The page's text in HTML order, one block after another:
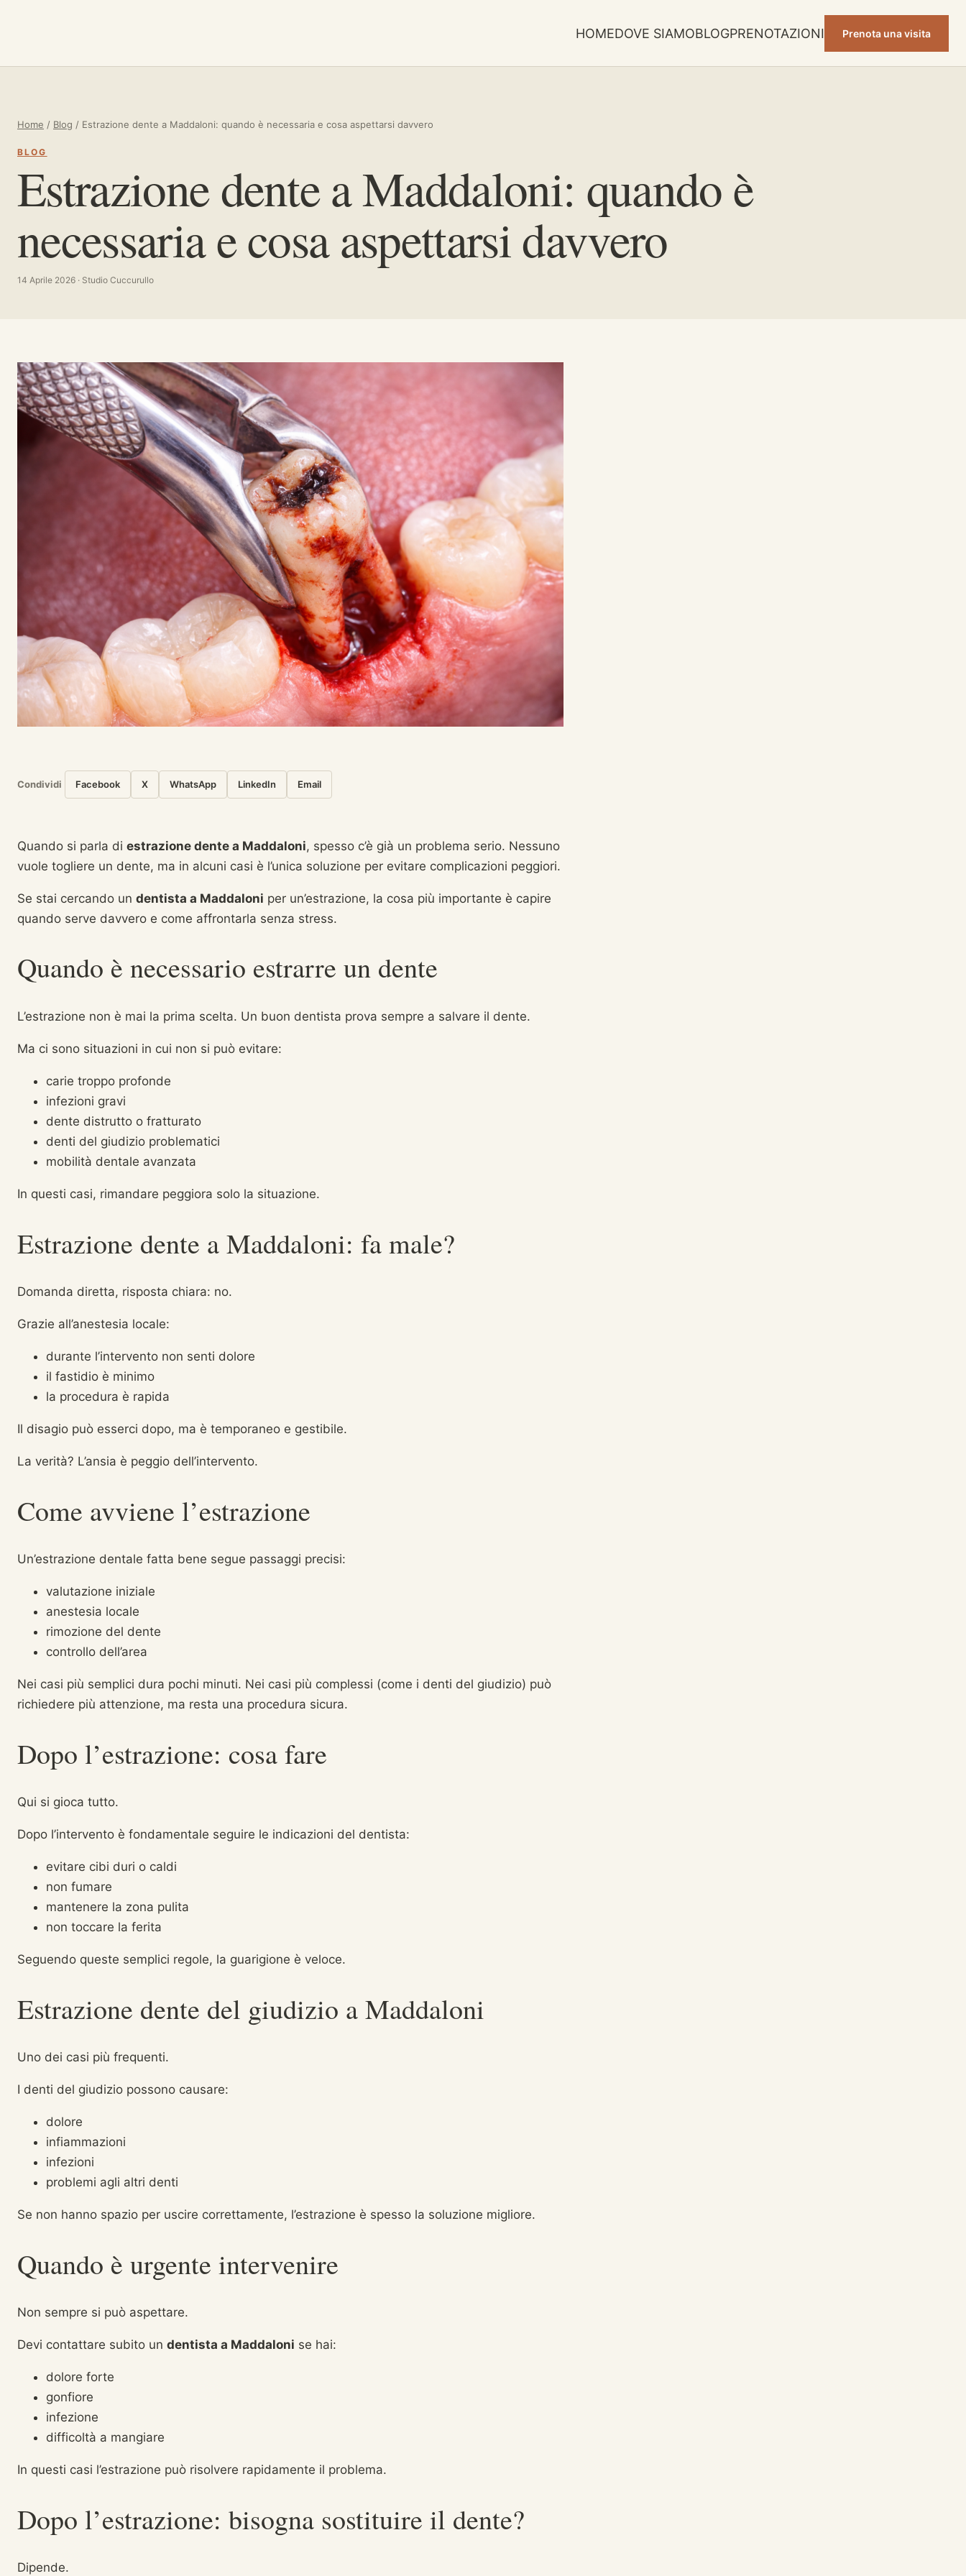
HOMEDOVE SIAMOBLOGPRENOTAZIONI Prenota una visita
Home / Blog / Estrazione dente a Maddaloni: quando è necessaria e cosa aspettarsi davvero
BLOG
Estrazione dente a Maddaloni: quando è
necessaria e cosa aspettarsi davvero
14 Aprile 2026 · Studio Cuccurullo
Condividi Facebook X WhatsApp LinkedIn Email
Quando si parla di estrazione dente a Maddaloni, spesso c’è già un problema serio. Nessuno
vuole togliere un dente, ma in alcuni casi è l’unica soluzione per evitare complicazioni peggiori.
Se stai cercando un dentista a Maddaloni per un’estrazione, la cosa più importante è capire
quando serve davvero e come affrontarla senza stress.
Quando è necessario estrarre un dente
L’estrazione non è mai la prima scelta. Un buon dentista prova sempre a salvare il dente.
Ma ci sono situazioni in cui non si può evitare:
carie troppo profonde
infezioni gravi
dente distrutto o fratturato
denti del giudizio problematici
mobilità dentale avanzata
In questi casi, rimandare peggiora solo la situazione.
Estrazione dente a Maddaloni: fa male?
Domanda diretta, risposta chiara: no.
Grazie all’anestesia locale:
durante l’intervento non senti dolore
il fastidio è minimo
la procedura è rapida
Il disagio può esserci dopo, ma è temporaneo e gestibile.
La verità? L’ansia è peggio dell’intervento.
Come avviene l’estrazione
Un’estrazione dentale fatta bene segue passaggi precisi:
valutazione iniziale
anestesia locale
rimozione del dente
controllo dell’area
Nei casi più semplici dura pochi minuti. Nei casi più complessi (come i denti del giudizio) può
richiedere più attenzione, ma resta una procedura sicura.
Dopo l’estrazione: cosa fare
Qui si gioca tutto.
Dopo l’intervento è fondamentale seguire le indicazioni del dentista:
evitare cibi duri o caldi
non fumare
mantenere la zona pulita
non toccare la ferita
Seguendo queste semplici regole, la guarigione è veloce.
Estrazione dente del giudizio a Maddaloni
Uno dei casi più frequenti.
I denti del giudizio possono causare:
dolore
infiammazioni
infezioni
problemi agli altri denti
Se non hanno spazio per uscire correttamente, l’estrazione è spesso la soluzione migliore.
Quando è urgente intervenire
Non sempre si può aspettare.
Devi contattare subito un dentista a Maddaloni se hai:
dolore forte
gonfiore
infezione
difficoltà a mangiare
In questi casi l’estrazione può risolvere rapidamente il problema.
Dopo l’estrazione: bisogna sostituire il dente?
Dipende.